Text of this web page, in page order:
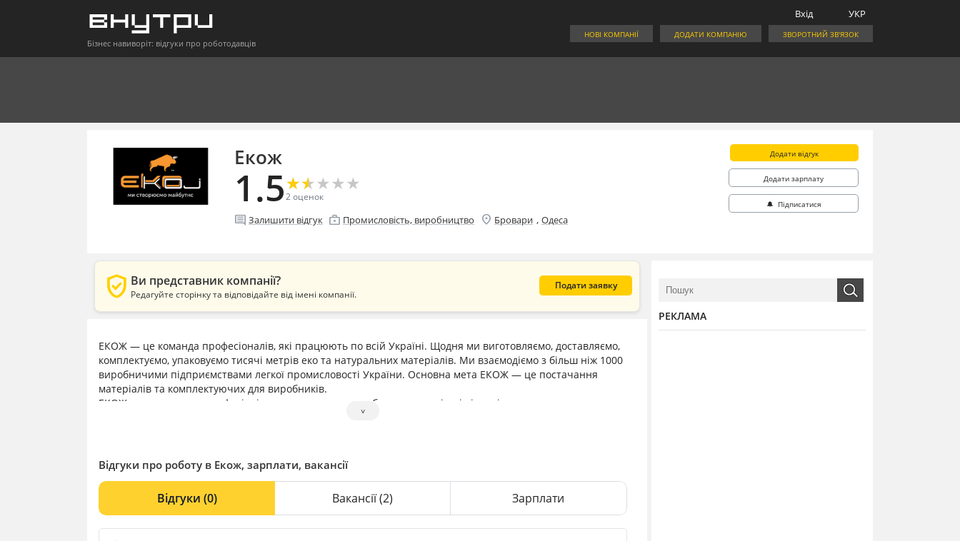
Бізнес навиворіт: відгуки про роботодавців
УКР
Вхід
ЗВОРОТНИЙ ЗВ'ЯЗОК
ДОДАТИ КОМПАНІЮ
НОВІ КОМПАНІЇ
Екож
1.5★
★★
★★
★★
★★
★
2оценок
comment Залишити відгук enterprise Промисловість, виробництво location_on Бровари , Одеса
Додати відгук
Додати зарплату
🔔 Підписатися
verified_user Ви представник компанії?
Редагуйте сторінку та відповідайте від імені компанії.
Подати заявку
ЕКОЖ — це команда професіоналів, які працюють по всій Україні. Щодня ми виготовляємо, доставляємо,
комплектуємо, упаковуємо тисячі метрів еко та натуральних матеріалів. Ми взаємодіємо з більш ніж 1000
виробничими підприємствами легкої промисловості України. Основна мета ЕКОЖ — це постачання
матеріалів та комплектуючих для виробників.
ЕКОЖ залучає в команду фахівців, налаштованих на роботу в команді, які відповідально ставляться до
завдань, не бояться виявляти ініціативу та працюють на результат
˅
Відгуки про роботу в Екож, зарплати, вакансії
Відгуки (0) Вакансії(2) Зарплати
РЕКЛАМА